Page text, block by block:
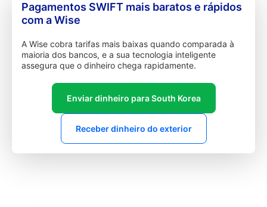
Pagamentos SWIFT mais baratos e rápidos
com a Wise
A Wise cobra tarifas mais baixas quando comparada à
maioria dos bancos, e a sua tecnologia inteligente
assegura que o dinheiro chega rapidamente.
Enviar dinheiro para South Korea
Receber dinheiro do exterior